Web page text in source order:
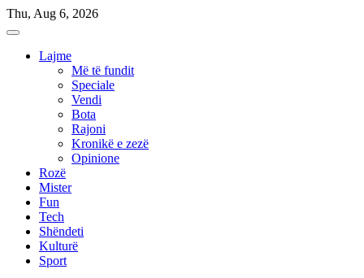
Skip
to
Thu, Aug 6, 2026
Lajme
Më të fundit
Speciale
Vendi
Bota
Rajoni
Kronikë e zezë
Opinione
Rozë
Mister
Fun
Tech
Shëndeti
Kulturë
Sport